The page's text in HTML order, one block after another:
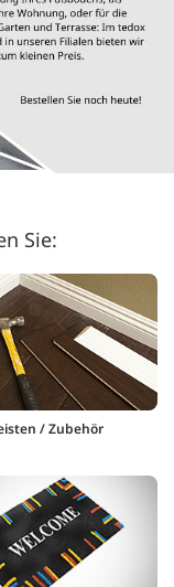
Sie:
/ Zubehör